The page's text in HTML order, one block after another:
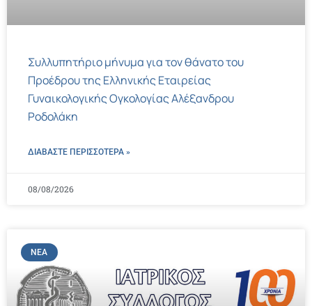
Συλλυπητήριο μήνυμα για τον θάνατο του
Προέδρου της Ελληνικής Εταιρείας
Γυναικολογικής Ογκολογίας Αλέξανδρου
Ροδολάκη
ΔΙΑΒΑΣΤΕ ΠΕΡΙΣΣΌΤΕΡΑ »
08/08/2026
ΝΈΑ